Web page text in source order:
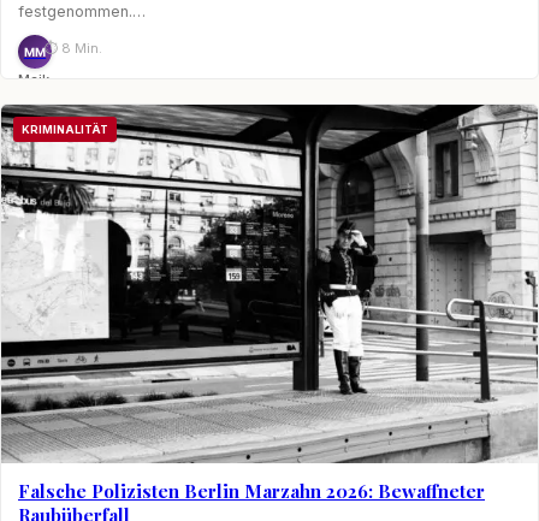
festgenommen.…
MM
Maik
Möhring
⏱ 8 Min.
KRIMINALITÄT
Falsche Polizisten Berlin Marzahn 2026: Bewaffneter
Raubüberfall